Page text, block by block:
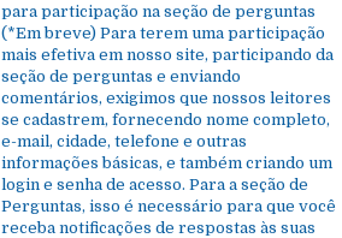
para participação na seção de perguntas
(*Em breve) Para terem uma participação
mais efetiva em nosso site, participando da
seção de perguntas e enviando
comentários, exigimos que nossos leitores
se cadastrem, fornecendo nome completo,
e-mail, cidade, telefone e outras
informações básicas, e também criando um
login e senha de acesso. Para a seção de
Perguntas, isso é necessário para que você
receba notificações de respostas às suas